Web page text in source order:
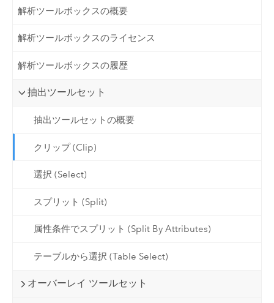
解析ツールボックスの概要
解析ツールボックスのライセンス
解析ツールボックスの履歴
抽出ツールセット
抽出ツールセットの概要
クリップ (Clip)
選択 (Select)
スプリット (Split)
属性条件でスプリット (Split By Attributes)
テーブルから選択 (Table Select)
オーバーレイ ツールセット